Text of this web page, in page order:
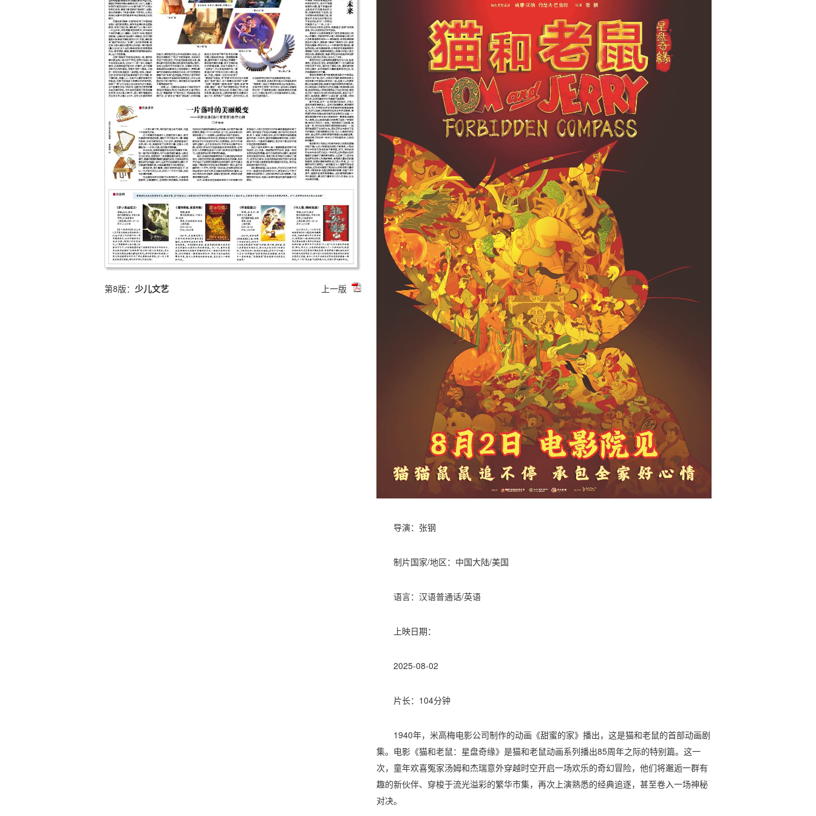
第8版： 少儿文艺 上一版
导演：张钢
制片国家/地区：中国大陆/美国
语言：汉语普通话/英语
上映日期：
2025-08-02
片长：104分钟
1940年，米高梅电影公司制作的动画《甜蜜的家》播出，这是猫和老鼠的首部动画剧
集。电影《猫和老鼠：星盘奇缘》是猫和老鼠动画系列播出85周年之际的特别篇。这一
次，童年欢喜冤家汤姆和杰瑞意外穿越时空开启一场欢乐的奇幻冒险，他们将邂逅一群有
趣的新伙伴、穿梭于流光溢彩的繁华市集，再次上演熟悉的经典追逐，甚至卷入一场神秘
对决。